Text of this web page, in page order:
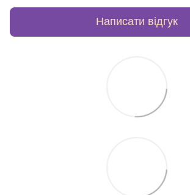
Написати відгук